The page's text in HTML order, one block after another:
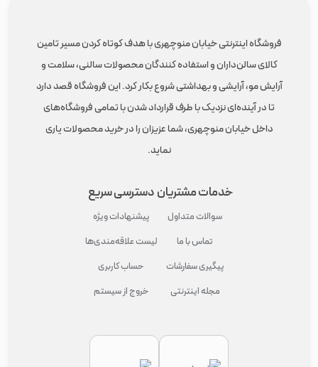
فروشگاه اینترنتی خیابان منوچهری با هدف کوتاه کردن مسیر تامین
کالای سالن‌داران و استفاده کنندگان محصولات سالنی، سلامت و
آرایش مو، آرایشی و بهداشتی شروع بکار کرد. این فروشگاه قصد دارد
تا در آینده‌ای نزدیک با طرف قرارداد شدن با تمامی فروشگاه‌های
داخل خیابان منوچهری، شما عزیزان را در خرید محصولات یاری
نماید.
خدمات مشتریان
سوالات متداول
تماس با ما
پیگیری سفارشات
مجله اینترنتی
دسترسی سریع
پیشنهادات ویژه
لیست علاقه‌مندی‌ها
حساب کاربری
خروج از سیستم